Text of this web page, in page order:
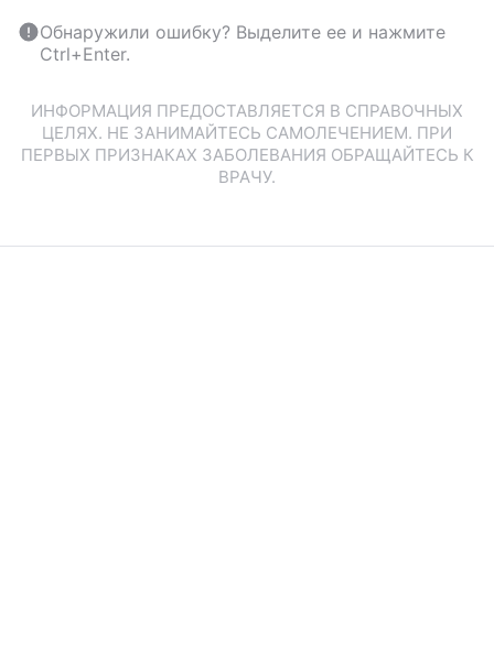
Обнаружили ошибку? Выделите ее и нажмите
Ctrl+Enter.
ИНФОРМАЦИЯ ПРЕДОСТАВЛЯЕТСЯ В СПРАВОЧНЫХ
ЦЕЛЯХ. НЕ ЗАНИМАЙТЕСЬ САМОЛЕЧЕНИЕМ. ПРИ
ПЕРВЫХ ПРИЗНАКАХ ЗАБОЛЕВАНИЯ ОБРАЩАЙТЕСЬ К
ВРАЧУ.